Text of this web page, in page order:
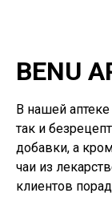
BENU
В нашей
так и
добавки, а
чаи из
клиентов